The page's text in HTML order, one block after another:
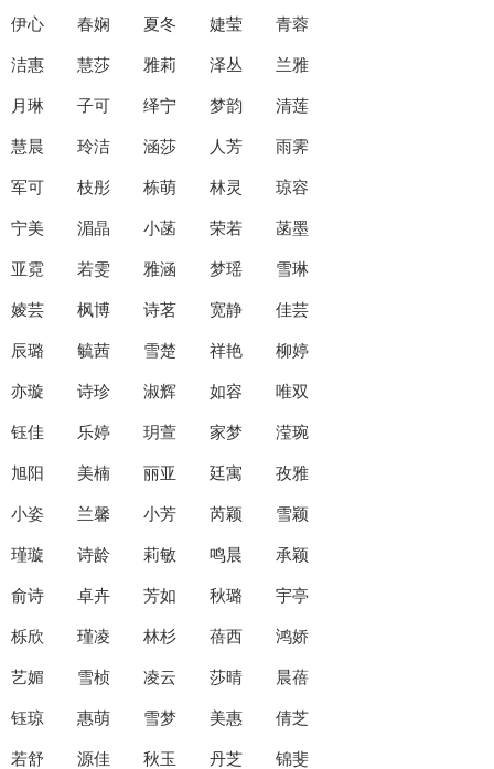
伊心 春娴 夏冬 婕莹 青蓉
洁惠 慧莎 雅莉 泽丛 兰雅
月琳 子可 绎宁 梦韵 清莲
慧晨 玲洁 涵莎 人芳 雨霁
军可 枝彤 栋萌 林灵 琼容
宁美 湄晶 小菡 荣若 菡墨
亚霓 若雯 雅涵 梦瑶 雪琳
婈芸 枫博 诗茗 宽静 佳芸
辰璐 毓茜 雪楚 祥艳 柳婷
亦璇 诗珍 淑辉 如容 唯双
钰佳 乐婷 玥萱 家梦 滢琬
旭阳 美楠 丽亚 廷寓 孜雅
小姿 兰馨 小芳 芮颖 雪颖
瑾璇 诗龄 莉敏 鸣晨 承颖
俞诗 卓卉 芳如 秋璐 宇亭
栎欣 瑾凌 林杉 蓓西 鸿娇
艺媚 雪桢 凌云 莎晴 晨蓓
钰琼 惠萌 雪梦 美惠 倩芝
若舒 源佳 秋玉 丹芝 锦斐